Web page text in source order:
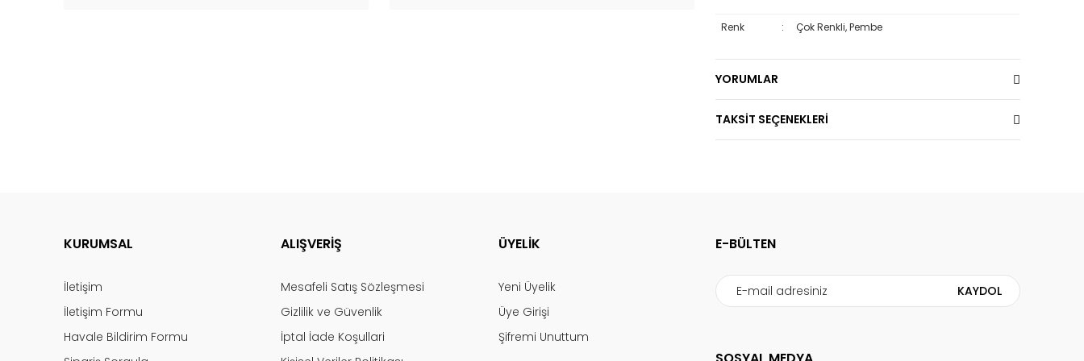
Renk : Çok Renkli, Pembe
YORUMLAR
TAKSİT SEÇENEKLERİ
KURUMSAL
İletişim
İletişim Formu
Havale Bildirim Formu
ALIŞVERİŞ
Mesafeli Satış Sözleşmesi
Gizlilik ve Güvenlik
İptal İade Koşullari
ÜYELİK
Yeni Üyelik
Üye Girişi
Şifremi Unuttum
E-BÜLTEN
KAYDOL